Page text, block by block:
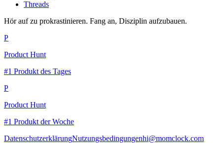
Threads
Hör auf zu prokrastinieren. Fang an, Disziplin aufzubauen.
P
Product Hunt
#1 Produkt des Tages
P
Product Hunt
#1 Produkt der Woche
DatenschutzerklärungNutzungsbedingungenhi@momclock.com